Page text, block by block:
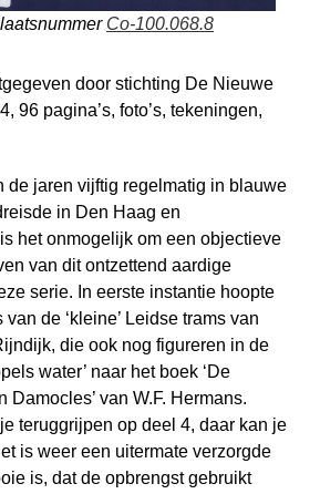
Co-100.068.8
door stichting De Nieuwe
96 pagina’s, foto’s, tekeningen,
de jaren vijftig regelmatig in blauwe
in Den Haag en
het onmogelijk om een objectieve
van dit ontzettend aardige
serie. In eerste instantie hoopte
de ‘kleine’ Leidse trams van
die ook nog figureren in de
water’ naar het boek ‘De
Damocles’ van W.F. Hermans.
teruggrijpen op deel 4, daar kan je
is weer een uitermate verzorgde
is, dat de opbrengst gebruikt